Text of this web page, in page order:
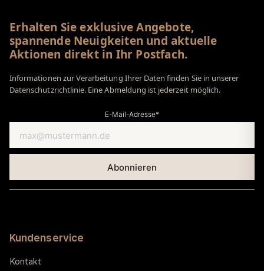
Erhalten Sie exklusive Angebote,
spannende Neuigkeiten und aktuelle
Aktionen direkt in Ihr Postfach.
Informationen zur Verarbeitung Ihrer Daten finden Sie in unserer
Datenschutzrichtlinie. Eine Abmeldung ist jederzeit möglich.
E-Mail-Adresse*
Kundenservice
Kontakt